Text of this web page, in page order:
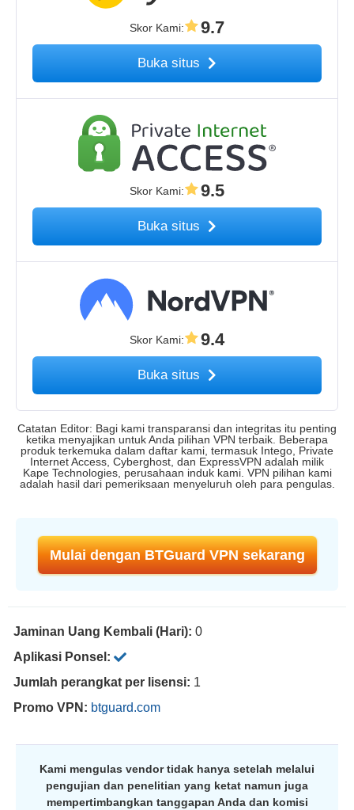
Skor Kami: 9.7
Buka situs
Skor Kami: 9.5
Buka situs
Skor Kami: 9.4
Buka situs
Catatan Editor: Bagi kami transparansi dan integritas itu penting
ketika menyajikan untuk Anda pilihan VPN terbaik. Beberapa
produk terkemuka dalam daftar kami, termasuk Intego, Private
Internet Access, Cyberghost, dan ExpressVPN adalah milik
Kape Technologies, perusahaan induk kami. VPN pilihan kami
adalah hasil dari pemeriksaan menyeluruh oleh para pengulas.
Mulai dengan BTGuard VPN sekarang
Jaminan Uang Kembali (Hari): 0
Aplikasi Ponsel:
Jumlah perangkat per lisensi: 1
Promo VPN: btguard.com
Kami mengulas vendor tidak hanya setelah melalui
pengujian dan penelitian yang ketat namun juga
mempertimbangkan tanggapan Anda dan komisi